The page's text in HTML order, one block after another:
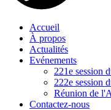
Accueil
À propos
Actualités
Evénements
221e session
222e session
Réunion de
Contactez-nous